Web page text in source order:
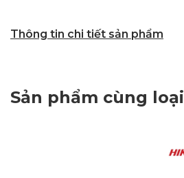
Thông tin chi tiết sản phẩm
Sản phẩm cùng loại